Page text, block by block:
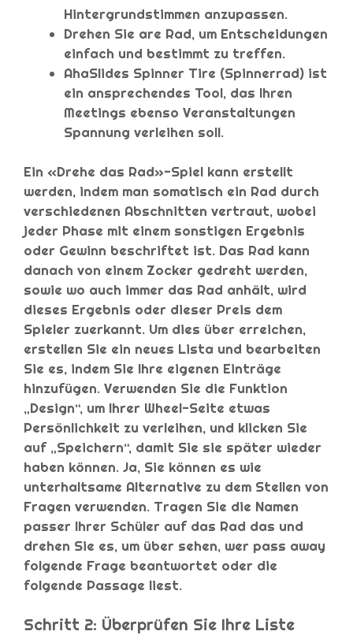
Hintergrundstimmen anzupassen.
Drehen Sie are Rad, um Entscheidungen
einfach und bestimmt zu treffen.
AhaSlides Spinner Tire (Spinnerrad) ist
ein ansprechendes Tool, das Ihren
Meetings ebenso Veranstaltungen
Spannung verleihen soll.
Ein «Drehe das Rad»-Spiel kann erstellt
werden, indem man somatisch ein Rad durch
verschiedenen Abschnitten vertraut, wobei
jeder Phase mit einem sonstigen Ergebnis
oder Gewinn beschriftet ist. Das Rad kann
danach von einem Zocker gedreht werden,
sowie wo auch immer das Rad anhält, wird
dieses Ergebnis oder dieser Preis dem
Spieler zuerkannt. Um dies über erreichen,
erstellen Sie ein neues Lista und bearbeiten
Sie es, indem Sie Ihre eigenen Einträge
hinzufügen. Verwenden Sie die Funktion
„Design“, um Ihrer Wheel-Seite etwas
Persönlichkeit zu verleihen, und klicken Sie
auf „Speichern“, damit Sie sie später wieder
haben können. Ja, Sie können es wie
unterhaltsame Alternative zu dem Stellen von
Fragen verwenden. Tragen Sie die Namen
passer Ihrer Schüler auf das Rad das und
drehen Sie es, um über sehen, wer pass away
folgende Frage beantwortet oder die
folgende Passage liest.
Schritt 2: Überprüfen Sie Ihre Liste